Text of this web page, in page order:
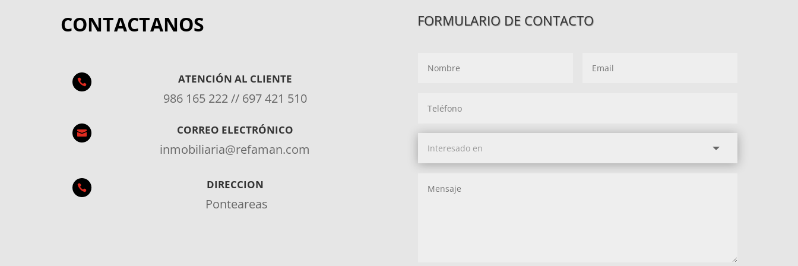
CONTACTANOS
 ATENCIÓN AL CLIENTE
986 165 222 // 697 421 510
 CORREO ELECTRÓNICO
inmobiliaria@refaman.com
 DIRECCION
Ponteareas
FORMULARIO DE CONTACTO